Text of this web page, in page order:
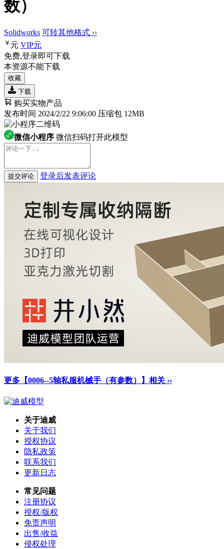
数）
Solidworks 可转其他格式 ››
￥ 元 VIP元
免费,登录即可下载
本资源不能下载
收藏
下载
购买实物产品
发布时间 2024/2/22 9:06:00 压缩包 12MB
微信小程序 微信扫码打开此模型
提交评论 登录后发表评论
更多【0006--5轴私服机械手（有参数）】相关 ››
关于迪威
关于我们
授权协议
隐私政策
联系我们
更新日志
常见问题
注册协议
授权/版权
免责声明
出售/收益
侵权处理